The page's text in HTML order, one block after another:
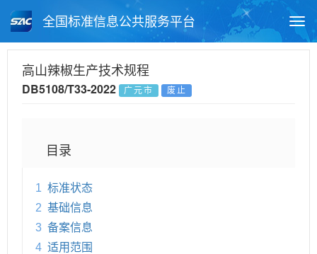
全国标准信息公共服务平台
月报查询 标准公告查询
高山辣椒生产技术规程
DB5108/T33-2022 广元市 废止
目录
1 标准状态
2 基础信息
3 备案信息
4 适用范围